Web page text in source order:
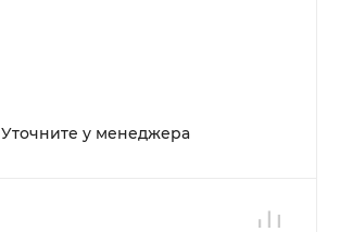
Уточните у менеджера